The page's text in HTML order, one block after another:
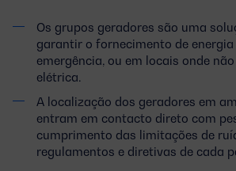
Os grupos geradores são uma
garantir o fornecimento de
emergência, ou em locais onde
elétrica.
A localização dos geradores em
entram em contacto direto com
cumprimento das limitações de
regulamentos e diretivas de cada